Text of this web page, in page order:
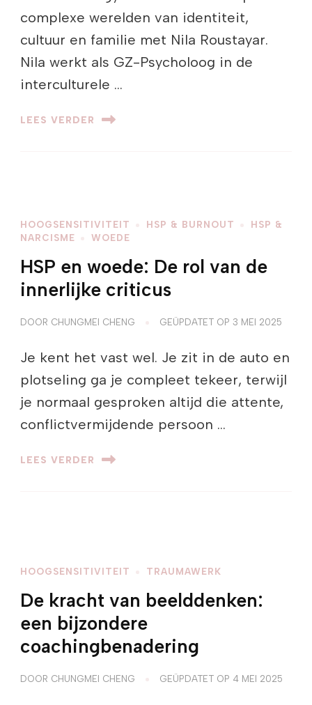
complexe werelden van identiteit,
cultuur en familie met Nila Roustayar.
Nila werkt als GZ-Psycholoog in de
interculturele …
LEES VERDER
HOOGSENSITIVITEIT HSP & BURNOUT
HSP &
NARCISME
WOEDE
HSP en woede: De rol van de
innerlijke criticus
DOOR CHUNGMEI CHENG GEÜPDATET OP 3 MEI 2025
Je kent het vast wel. Je zit in de auto en
plotseling ga je compleet tekeer, terwijl
je normaal gesproken altijd die attente,
conflictvermijdende persoon …
LEES VERDER
HOOGSENSITIVITEIT TRAUMAWERK
De kracht van beelddenken:
een bijzondere
coachingbenadering
DOOR CHUNGMEI CHENG GEÜPDATET OP 4 MEI 2025